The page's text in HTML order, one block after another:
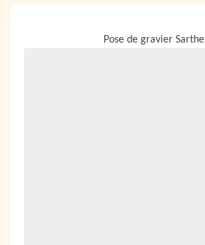
Pose de gravier Sarthe